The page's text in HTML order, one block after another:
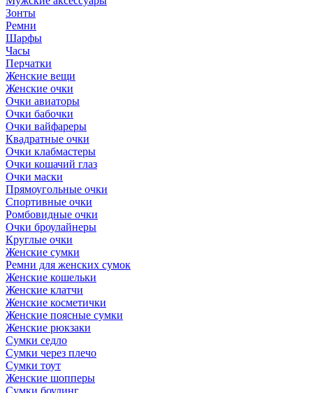
Зонты
Ремни
Шарфы
Часы
Перчатки
Женские вещи
Женские очки
Очки авиаторы
Очки бабочки
Очки вайфареры
Квадратные очки
Очки клабмастеры
Очки кошачий глаз
Очки маски
Прямоугольные очки
Спортивные очки
Ромбовидные очки
Очки броулайнеры
Круглые очки
Женские сумки
Ремни для женских сумок
Женские кошельки
Женские клатчи
Женские косметички
Женские поясные сумки
Женские рюкзаки
Сумки седло
Сумки через плечо
Сумки тоут
Женские шопперы
Сумки боулинг